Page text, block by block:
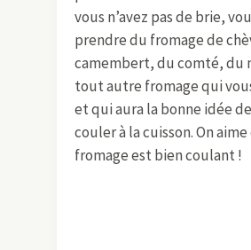
vous n’avez pas de brie,
prendre du fromage de
camembert, du comté, du
tout autre fromage qui
et qui aura la bonne idée
couler à la cuisson. On
fromage est bien coulant !